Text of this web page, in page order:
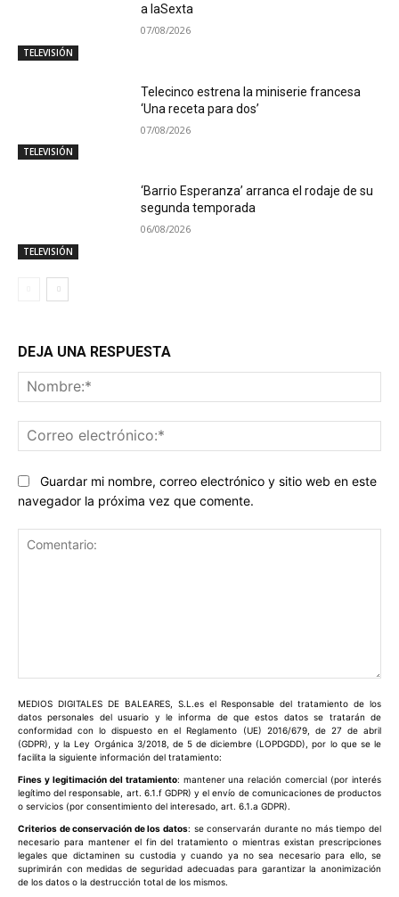
TELEVISIÓN
a laSexta
07/08/2026
TELEVISIÓN
Telecinco estrena la miniserie francesa
‘Una receta para dos’
07/08/2026
TELEVISIÓN
‘Barrio Esperanza’ arranca el rodaje de su
segunda temporada
06/08/2026
DEJA UNA RESPUESTA
Guardar mi nombre, correo electrónico y sitio web en este
navegador la próxima vez que comente.
MEDIOS DIGITALES DE BALEARES, S.L.es el Responsable del tratamiento de los
datos personales del usuario y le informa de que estos datos se tratarán de
conformidad con lo dispuesto en el Reglamento (UE) 2016/679, de 27 de abril
(GDPR), y la Ley Orgánica 3/2018, de 5 de diciembre (LOPDGDD), por lo que se le
facilita la siguiente información del tratamiento:
Fines y legitimación del tratamiento: mantener una relación comercial (por interés
legítimo del responsable, art. 6.1.f GDPR) y el envío de comunicaciones de productos
o servicios (por consentimiento del interesado, art. 6.1.a GDPR).
Criterios de conservación de los datos: se conservarán durante no más tiempo del
necesario para mantener el fin del tratamiento o mientras existan prescripciones
legales que dictaminen su custodia y cuando ya no sea necesario para ello, se
suprimirán con medidas de seguridad adecuadas para garantizar la anonimización
de los datos o la destrucción total de los mismos.